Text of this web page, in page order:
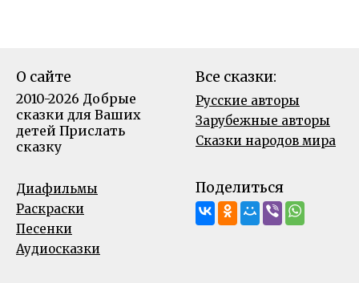
О сайте
2010-2026 Добрые
сказки для Ваших
детей Прислать
сказку
Все сказки:
Русские авторы
Зарубежные авторы
Сказки народов мира
Диафильмы
Раскраски
Песенки
Аудиосказки
Поделиться